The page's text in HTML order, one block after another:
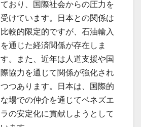
ており、国際社会からの圧力を
受けています。日本との関係は
比較的限定的ですが、石油輸入
を通じた経済関係が存在しま
す。また、近年は人道支援や国
際協力を通じて関係が強化され
つつあります。日本は、国際的
な場での仲介を通じてベネズエ
ラの安定化に貢献しようとして